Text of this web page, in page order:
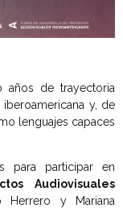
años de trayectoria
y, de
lenguajes capaces
para participar en
Audiovisuales
Herrero y Mariana